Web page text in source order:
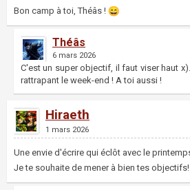
Bon camp à toi, Théâs !
Théâs
6 mars 2026
C'est un super objectif, il faut viser haut
rattrapant le week-end ! A toi aussi !
Hiraeth
1 mars 2026
Une envie d'écrire qui éclôt avec le
Je te souhaite de mener à bien tes